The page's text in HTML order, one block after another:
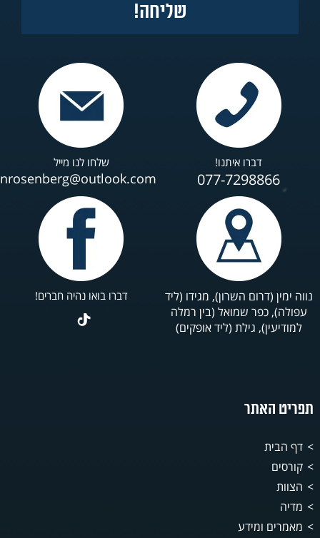
דברו איתנו!
077-7298866
שלחו לנו מייל
נווה ימין (דרום השרון), מגידו (ליד
עפולה), כפר שמואל (בין רמלה
למודיעין), גילת (ליד אופקים)
דברו בואו נהיה חברים!
תפריט האתר
דף הבית
קורסים
הצוות
מדיה
מאמרים ומידע